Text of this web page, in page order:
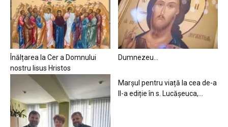
Înălțarea la Cer a Domnului
nostru Iisus Hristos
Dumnezeu…
Marșul pentru viață la cea de-a
II-a ediție în s. Lucășeuca,...